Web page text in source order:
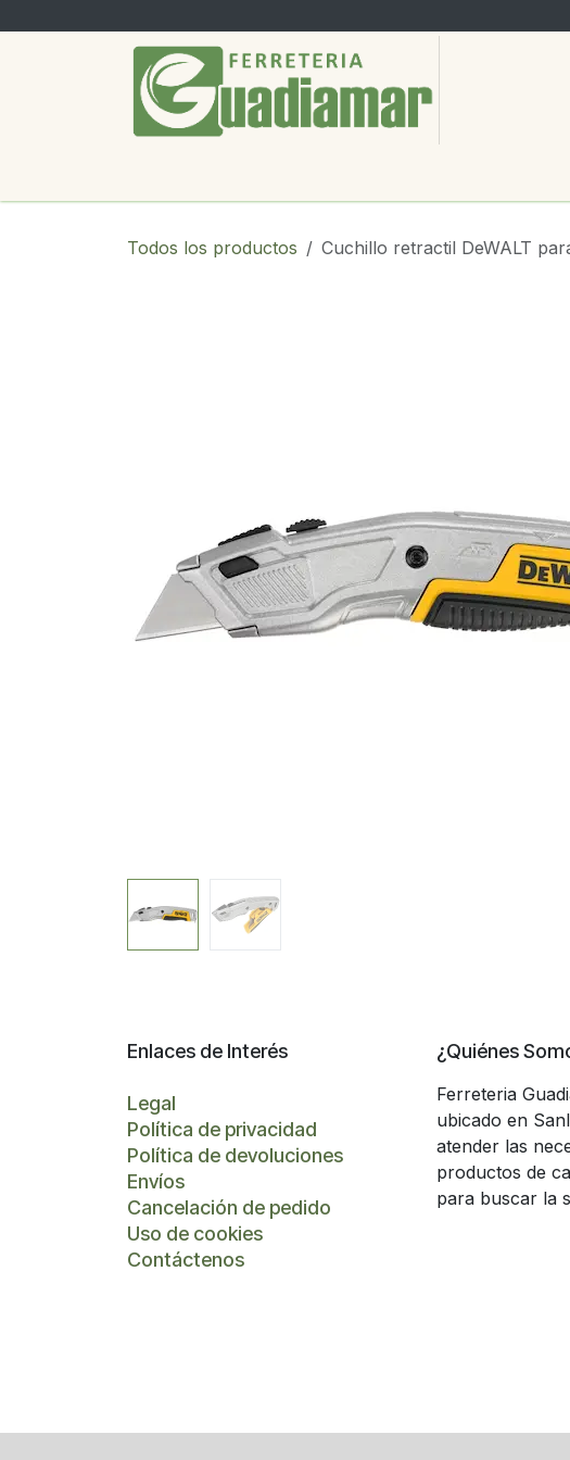
Todos los productos Cuchillo retractil DeWALT
Enlaces de Interés
Legal
Política de privacidad
Política de devoluciones
Envíos
Cancelación de pedido
Uso de cookies
Contáctenos
¿Quiénes
Ferreteria
ubicado en
atender las
productos de
para buscar la